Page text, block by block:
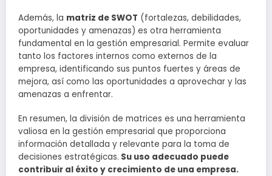
Además, la matriz de SWOT (fortalezas, debilidades,
oportunidades y amenazas) es otra herramienta
fundamental en la gestión empresarial. Permite evaluar
tanto los factores internos como externos de la
empresa, identificando sus puntos fuertes y áreas de
mejora, así como las oportunidades a aprovechar y las
amenazas a enfrentar.
En resumen, la división de matrices es una herramienta
valiosa en la gestión empresarial que proporciona
información detallada y relevante para la toma de
decisiones estratégicas. Su uso adecuado puede
contribuir al éxito y crecimiento de una empresa.